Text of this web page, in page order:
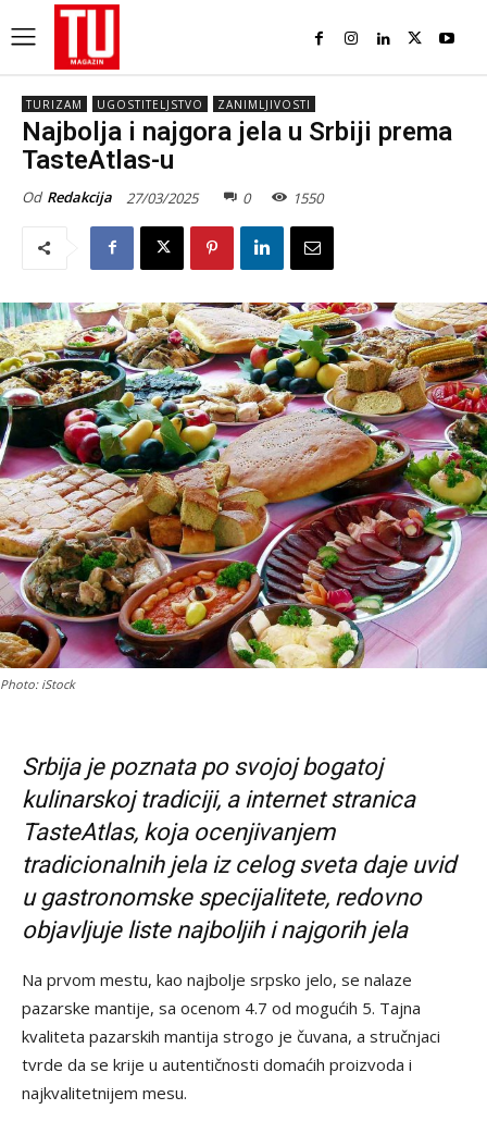
TURIZAM UGOSTITELJSTVO ZANIMLJIVOSTI
Najbolja i najgora jela u Srbiji prema
TasteAtlas-u
Od Redakcija 27/03/2025 0 1550
Photo: iStock
Srbija je poznata po svojoj bogatoj
kulinarskoj tradiciji, a internet stranica
TasteAtlas, koja ocenjivanjem
tradicionalnih jela iz celog sveta daje uvid
u gastronomske specijalitete, redovno
objavljuje liste najboljih i najgorih jela
Na prvom mestu, kao najbolje srpsko jelo, se nalaze
pazarske mantije, sa ocenom 4.7 od mogućih 5. Tajna
kvaliteta pazarskih mantija strogo je čuvana, a stručnjaci
tvrde da se krije u autentičnosti domaćih proizvoda i
najkvalitetnijem mesu.